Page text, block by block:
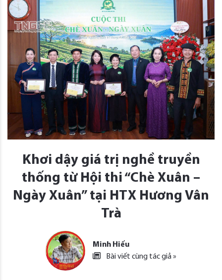
Khơi dậy giá trị nghề truyền
thống từ Hội thi “Chè Xuân –
Ngày Xuân” tại HTX Hương Vân
Trà
Minh Hiếu
Bài viết cùng tác giả »